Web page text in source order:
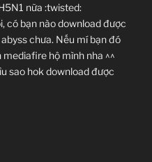
nữa :twisted:
có bạn nào download được
chưa. Nếu mí bạn đó
mediafire hộ mình nha ^^
sao hok download được